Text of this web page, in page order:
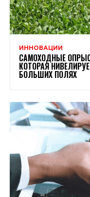
ИННОВАЦИИ
САМОХОДНЫЕ
КОТОРАЯ
БОЛЬШИХ ПОЛЯХ